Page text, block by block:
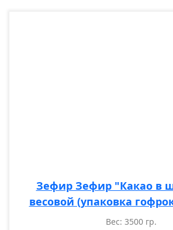
Зефир Зефир "Какао в
весовой (упаковка
Вес: 3500 гр.